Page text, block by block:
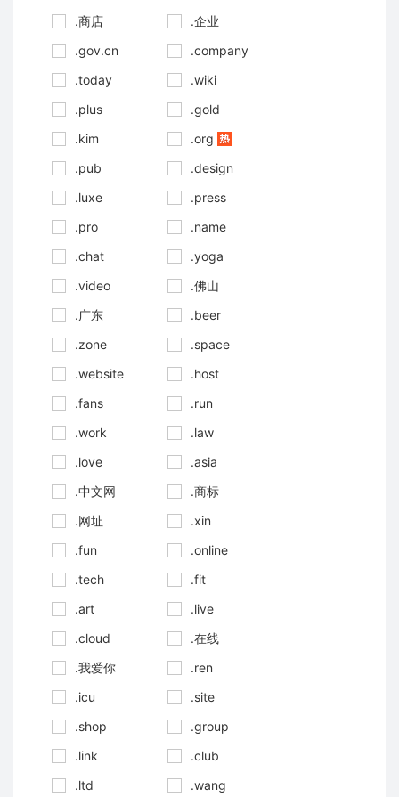
.商店
.企业
.gov.cn
.company
.today
.wiki
.plus
.gold
.kim
.org
.pub
.design
.luxe
.press
.pro
.name
.chat
.yoga
.video
.佛山
.广东
.beer
.zone
.space
.website
.host
.fans
.run
.work
.law
.love
.asia
.中文网
.商标
.网址
.xin
.fun
.online
.tech
.fit
.art
.live
.cloud
.在线
.我爱你
.ren
.icu
.site
.shop
.group
.link
.club
.ltd
.wang